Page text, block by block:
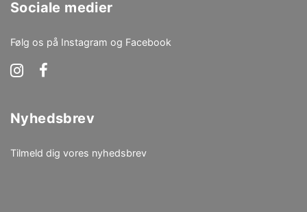
Sociale medier
Følg os på Instagram og Facebook
Nyhedsbrev
Tilmeld dig vores nyhedsbrev